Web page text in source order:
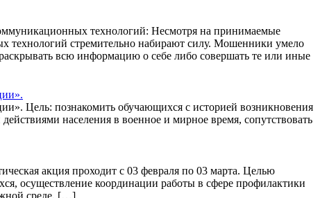
технологий: Несмотря на принимаемые
технологий стремительно набирают силу. Мошенники умело
всю информацию о себе либо совершать те или иные
Цель: познакомить обучающихся с историей возникновения
населения в военное и мирное время, сопутствовать
акция проходит с 03 февраля по 03 марта. Целью
осуществление координации работы в сфере профилактики
среде, […]